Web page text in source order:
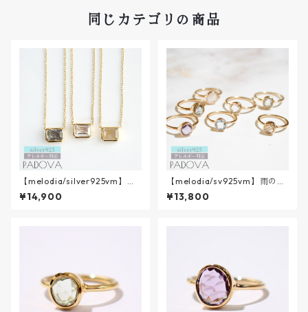
同じカテゴリの商品
【melodia/silver925vm】時
のながれ necklace
¥14,900
【melodia/sv925vm】雨のあ
しあと mini
¥13,800